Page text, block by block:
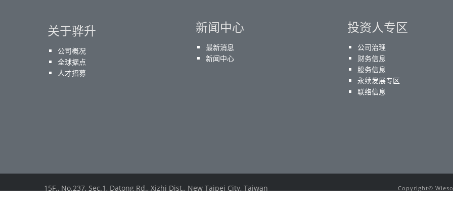
关于骅升
公司概况
全球据点
人才招募
新闻中心
最新消息
新闻中心
投资人专区
公司治理
财务信息
股务信息
永续发展专区
联络信息
15F., No.237, Sec.1, Datong Rd., Xizhi Dist., New Taipei City, Taiwan
Copyright©